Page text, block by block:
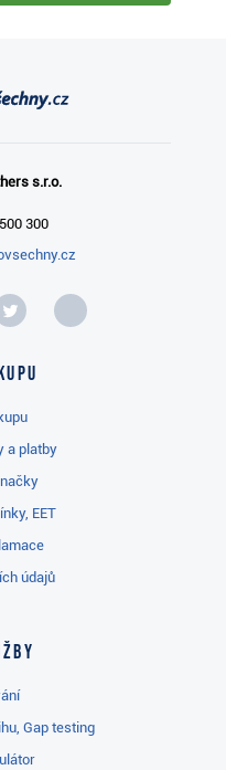
s.r.o.
300
a platby
EET
údajů
Gap testing